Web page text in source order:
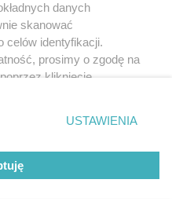
danych
skanować
celów identyfikacji.
prosimy o zgodę na
kliknięcie
ustawień prywatności
rogu strony
wymagają zgody
się takiemu
miały zastosowanie tylko
USTAWIENIA